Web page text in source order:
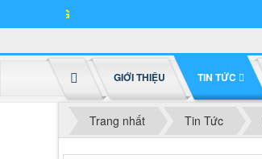
GIỚI THIỆU TIN TỨC
Trang nhất Tin Tức